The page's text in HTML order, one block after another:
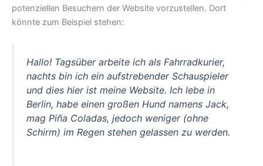
potenziellen Besuchern der Website vorzustellen. Dort
könnte zum Beispiel stehen:
Hallo! Tagsüber arbeite ich als Fahrradkurier,
nachts bin ich ein aufstrebender Schauspieler
und dies hier ist meine Website. Ich lebe in
Berlin, habe einen großen Hund namens Jack,
mag Piña Coladas, jedoch weniger (ohne
Schirm) im Regen stehen gelassen zu werden.